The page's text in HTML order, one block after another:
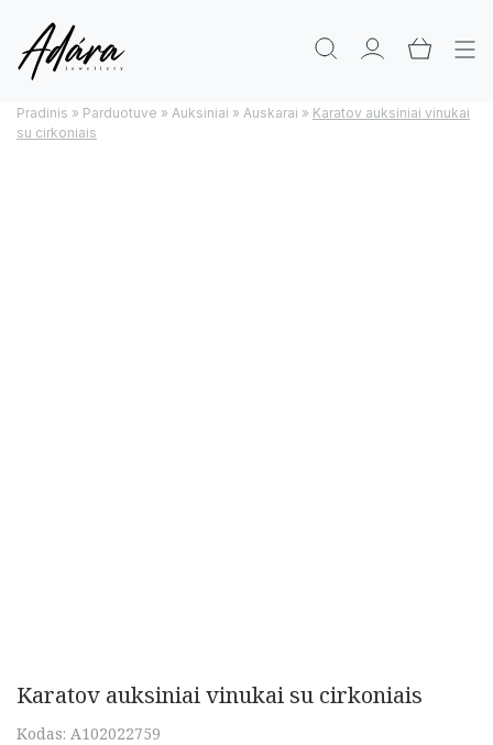
Pradinis » Parduotuve » Auksiniai » Auskarai » Karatov auksiniai vinukai
su cirkoniais
Karatov auksiniai vinukai su cirkoniais
Kodas: A102022759